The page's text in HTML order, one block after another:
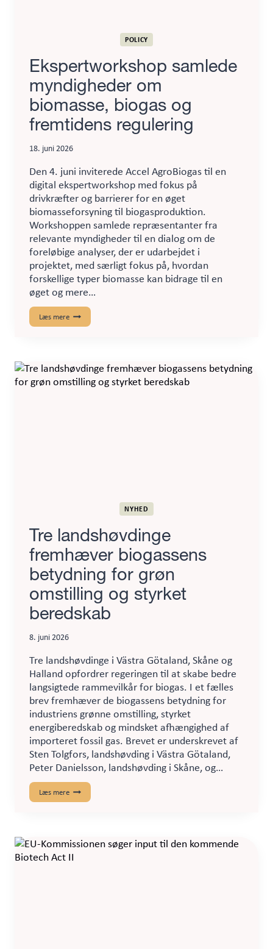
POLICY
Ekspertworkshop samlede
myndigheder om
biomasse, biogas og
fremtidens regulering
18. juni 2026
Den 4. juni inviterede Accel AgroBiogas til en
digital ekspertworkshop med fokus på
drivkræfter og barrierer for en øget
biomasseforsyning til biogasproduktion.
Workshoppen samlede repræsentanter fra
relevante myndigheder til en dialog om de
foreløbige analyser, der er udarbejdet i
projektet, med særligt fokus på, hvordan
forskellige typer biomasse kan bidrage til en
øget og mere…
Læs mere Ekspertworkshop
samlede
og
fremtidens
NYHED
Tre landshøvdinge
fremhæver biogassens
betydning for grøn
omstilling og styrket
beredskab
8. juni 2026
Tre landshøvdinge i Västra Götaland, Skåne og
Halland opfordrer regeringen til at skabe bedre
langsigtede rammevilkår for biogas. I et fælles
brev fremhæver de biogassens betydning for
industriens grønne omstilling, styrket
energiberedskab og mindsket afhængighed af
importeret fossil gas. Brevet er underskrevet af
Sten Tolgfors, landshøvding i Västra Götaland,
Peter Danielsson, landshøvding i Skåne, og…
Læs mere
landshøvdinge
grøn
omstilling